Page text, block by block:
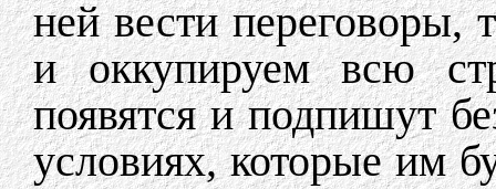
ней вести переговоры,
и оккупируем всю
появятся и подпишут
условиях, которые им